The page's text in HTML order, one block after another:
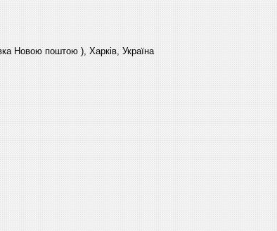
Новою поштою ), Харків, Україна